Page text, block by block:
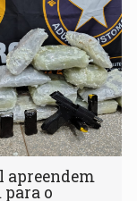
apreendem
o